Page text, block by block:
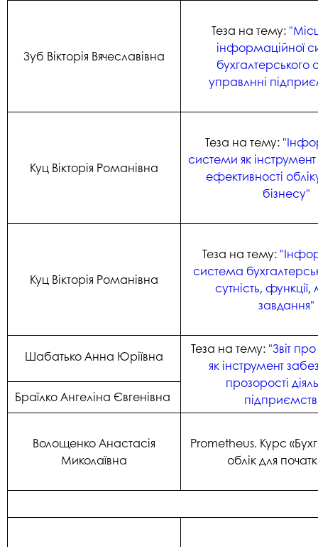
Зуб Вікторія Вячеславівна
Теза на тему:
інформаційної
бухгалтерського
управлнні
Куц Вікторія Романівна
Теза на тему:
системи як
ефективності
бізнесу"
Куц Вікторія Романівна
Теза на тему:
система
сутність,
завдання"
Шабатько Анна Юріївна Теза на тему: "Звіт
як інструмент
прозорості
Браїлко Ангеліна Євгенівна
Волощенко Анастасія
Миколаївна
Prometheus. Курс
облік для